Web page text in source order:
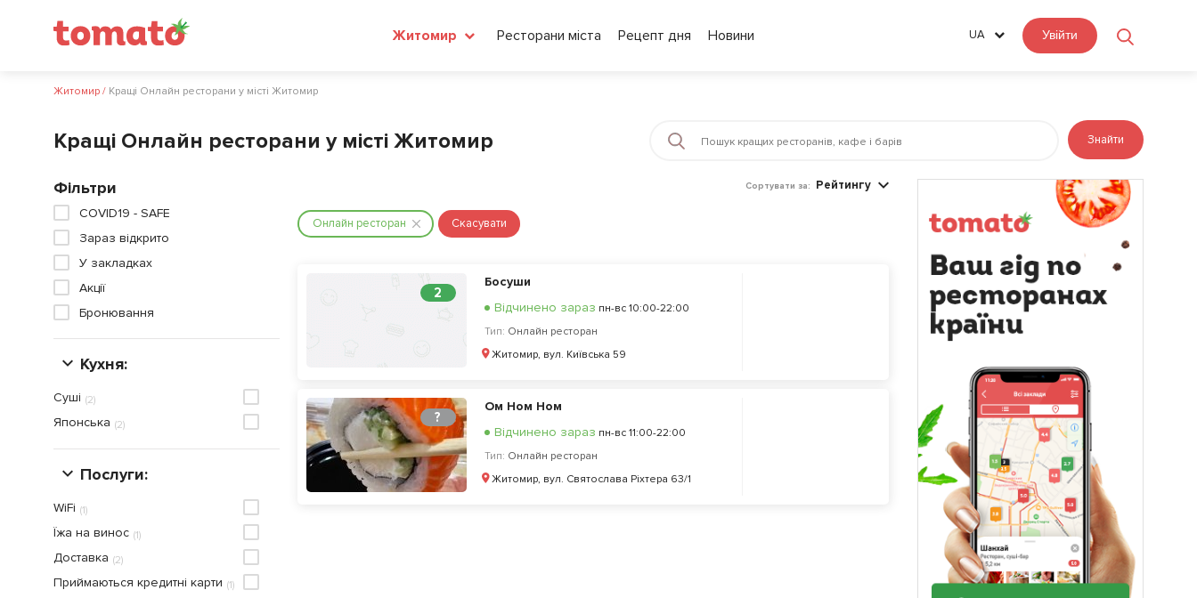
Житомир Ресторани міста Рецепт дня Новини UA Увійти
Житомир / Кращі Онлайн ресторани у місті Житомир
Кращі Онлайн ресторани у місті Житомир Знайти
Фільтри
COVID19 - SAFE
Зараз відкрито
У закладках
Акції
Бронювання
Кухня:
(2)
Суші
(2)
Японська
Послуги:
(1)
WiFi
(1)
Їжа на винос
(2)
Доставка
(1)
Приймаються кредитнi карти
Сортувати за: Рейтингу
Онлайн ресторан Скасувати
2
Босуши
Відчинено зараз пн-вс 10:00-22:00
Тип: Онлайн ресторан
Житомир, вул. Київська 59
?
Ом Ном Ном
Відчинено зараз пн-вс 11:00-22:00
Тип: Онлайн ресторан
Житомир, вул. Святослава Ріхтера 63/1